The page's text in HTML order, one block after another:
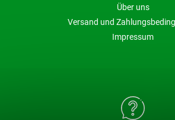
Über uns
Versand und
Impressum